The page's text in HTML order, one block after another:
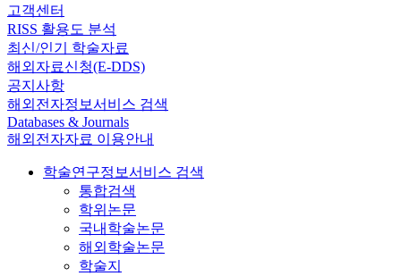
고객센터
RISS 활용도 분석
최신/인기 학술자료
해외자료신청(E-DDS)
공지사항
해외전자정보서비스 검색
Databases & Journals
해외전자자료 이용안내
학술연구정보서비스 검색
통합검색
학위논문
국내학술논문
해외학술논문
학술지